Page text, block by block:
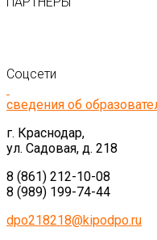
Соцсети
сведения об
г. Краснодар,
ул. Садовая, д. 218
8 (861) 212-10-08
8 (989) 199-74-44
dpo218218@kipodpo.ru